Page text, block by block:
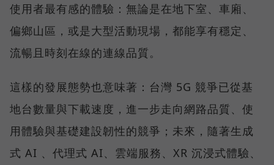
使用者最有感的體驗：無論是在地下室、車廂、
偏鄉山區，或是大型活動現場，都能享有穩定、
流暢且時刻在線的連線品質。
這樣的發展態勢也意味著：台灣 5G 競爭已從基
地台數量與下載速度，進一步走向網路品質、使
用體驗與基礎建設韌性的競爭；未來，隨著生成
式 AI 、代理式 AI、雲端服務、XR 沉浸式體驗、